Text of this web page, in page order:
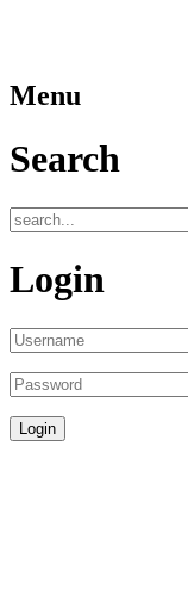
Menu
Search
Login